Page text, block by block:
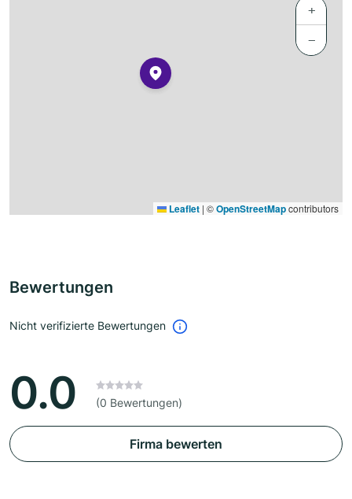
+
−
Leaflet | ©OpenStreetMapcontributors
Bewertungen
Nicht verifizierte Bewertungen
0.0 (0 Bewertungen)
Firma bewerten